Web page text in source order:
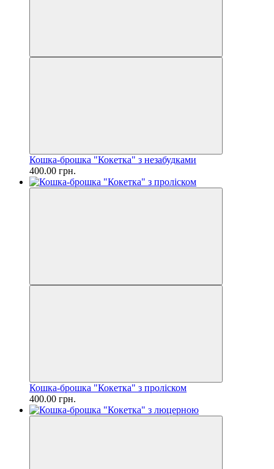
Кошка-брошка "Кокетка" з незабудками
400.00 грн.
Кошка-брошка "Кокетка" з проліском
400.00 грн.